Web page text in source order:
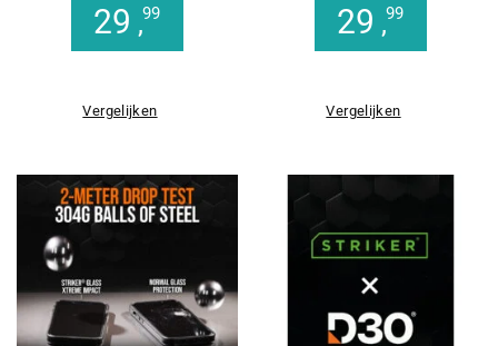
29 ,99
Vergelijken
29 ,99
Vergelijken